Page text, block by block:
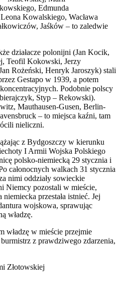
Edmunda
Kowalskiego, Wacława
Jaśków – to zaledwie
działacze polonijni (Jan Kocik,
Teofil Kokowski, Jerzy
Rożeński, Henryk Jaroszyk) stali
Gestapo w 1939, a potem
Podobnie polscy
Styp – Rekowski).
Mauthausen-Gusen, Berlin-
– to miejsca kaźni, tam
nieliczni.
z Bydgoszczy w kierunku
I Armii Wojska Polskiego
polsko-niemiecką 29 stycznia i
całonocnych walkach 31 stycznia
nimi oddziały sowieckie
Niemcy pozostali w mieście,
przestała istnieć. Jej
wojskowa, sprawując
władzę.
władzę w mieście przejmie
z prawdziwego zdarzenia,
Złotowskiej